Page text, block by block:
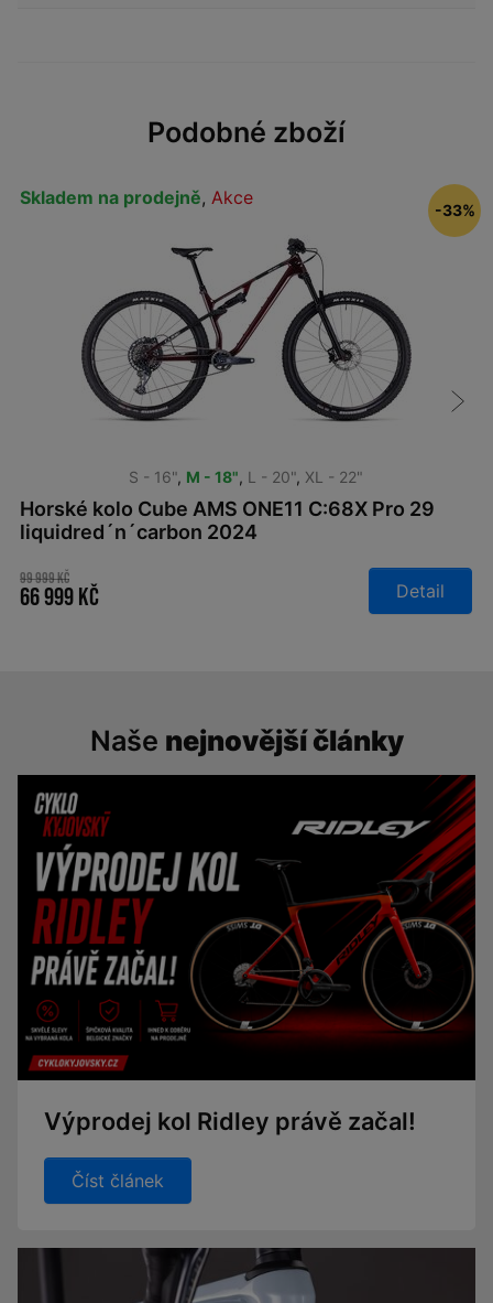
Podobné zboží
Skladem na prodejně, Akce
S - 16", M - 18", L - 20", XL - 22"
Horské kolo Cube AMS ONE11 C:68X Pro 29
liquidred´n´carbon 2024
-33%
99 999 Kč
66 999 Kč Detail
Naše nejnovější články
Výprodej kol Ridley právě začal!
Číst článek